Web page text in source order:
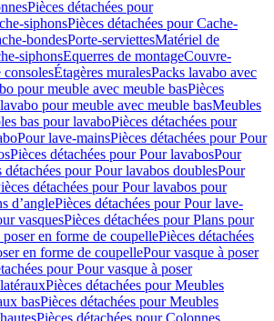
Pièces détachées pour
siphonsPièces détachées pour Cache-
bondesPorte-serviettesMatériel de
siphonsEquerres de montageCouvre-
Étagères muralesPacks lavabo avec
pour meuble avec meuble basPièces
pour meuble avec meuble basMeubles
bas pour lavaboPièces détachées pour
Pour lave-mainsPièces détachées pour Pour
Pièces détachées pour Pour lavabosPour
détachées pour Pour lavabos doublesPour
détachées pour Pour lavabos pour
d’anglePièces détachées pour Pour lave-
vasquesPièces détachées pour Plans pour
poser en forme de coupellePièces détachées
en forme de coupellePour vasque à poser
pour Pour vasque à poser
Pièces détachées pour Meubles
basPièces détachées pour Meubles
Pièces détachées pour Colonnes